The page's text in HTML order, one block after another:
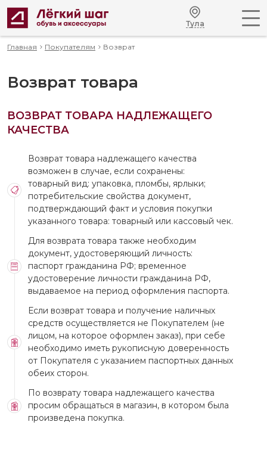
Тула
Главная Покупателям Возврат
Возврат товара
ВОЗВРАТ ТОВАРА НАДЛЕЖАЩЕГО
КАЧЕСТВА
Возврат товара надлежащего качества
возможен в случае, если сохранены:
товарный вид: упаковка, пломбы, ярлыки;
потребительские свойства документ,
подтверждающий факт и условия покупки
указанного товара: товарный или кассовый чек.
Для возврата товара также необходим
документ, удостоверяющий личность:
паспорт гражданина РФ; временное
удостоверение личности гражданина РФ,
выдаваемое на период оформления паспорта.
Если возврат товара и получение наличных
средств осуществляется не Покупателем (не
лицом, на которое оформлен заказ), при себе
необходимо иметь рукописную доверенность
от Покупателя с указанием паспортных данных
обеих сторон.
По возврату товара надлежащего качества
просим обращаться в магазин, в котором была
произведена покупка.